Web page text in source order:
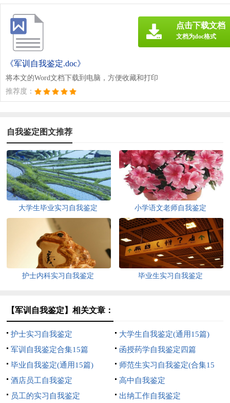
《军训自我鉴定.doc》
将本文的Word文档下载到电脑，方便收藏和打印
推荐度：
点击下载文档
文档为doc格式
自我鉴定图文推荐
大学生毕业实习自我鉴定 小学语文老师自我鉴定
护士内科实习自我鉴定 毕业生实习自我鉴定
【军训自我鉴定】相关文章：
护士实习自我鉴定
大学生自我鉴定(通用15篇)
军训自我鉴定合集15篇
函授药学自我鉴定四篇
毕业自我鉴定(通用15篇)
师范生实习自我鉴定(合集15
篇)
酒店员工自我鉴定
高中自我鉴定
员工的实习自我鉴定
出纳工作自我鉴定